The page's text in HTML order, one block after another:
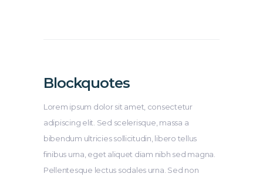
Blockquotes
Lorem ipsum dolor sit amet, consectetur
adipiscing elit. Sed scelerisque, massa a
bibendum ultricies sollicitudin, libero tellus
finibus urna, eget aliquet diam nibh sed magna.
Pellentesque lectus sodales urna. Sed non